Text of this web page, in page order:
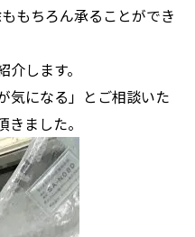
もちろん承ることができ
します。
気になる」とご相談いた
ました。